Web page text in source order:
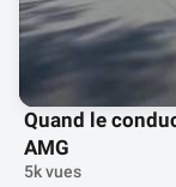
Quand le
AMG
5k vues